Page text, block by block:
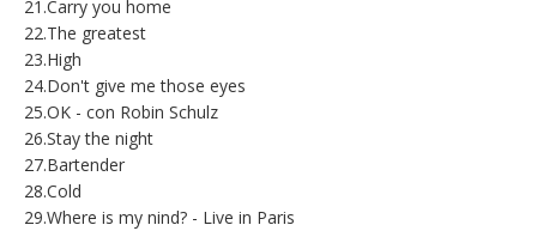
21.Carry you home
22.The greatest
23.High
24.Don't give me those eyes
25.OK - con Robin Schulz
26.Stay the night
27.Bartender
28.Cold
29.Where is my nind? - Live in Paris